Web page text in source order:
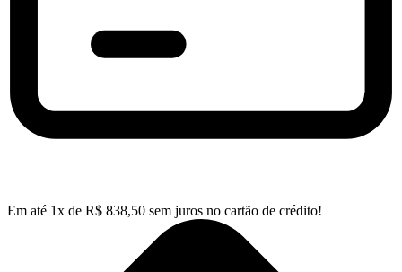
Em até 1x de R$ 838,50 sem juros no cartão de crédito!